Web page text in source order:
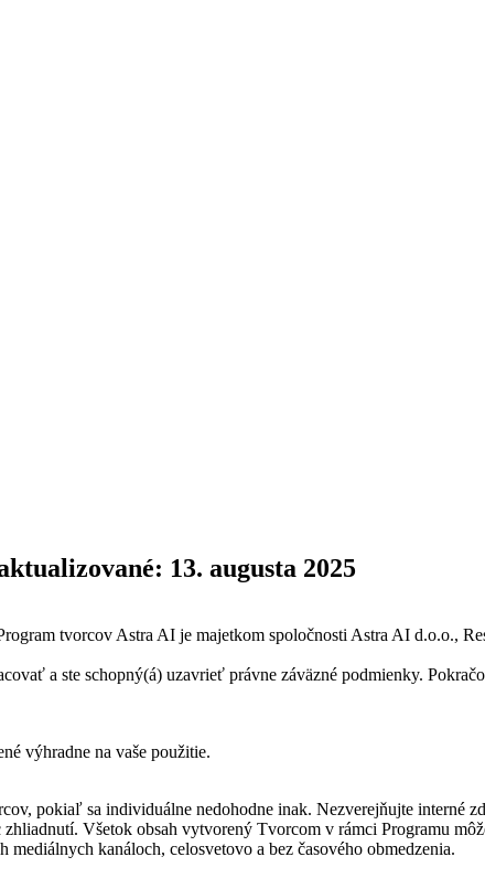
13. augusta 2025
tvorcov Astra AI je majetkom spoločnosti Astra AI d.o.o.,
a ste schopný(á) uzavrieť právne záväzné podmienky.
výhradne na vaše použitie.
pokiaľ sa individuálne nedohodne inak. Nezverejňujte interné
Všetok obsah vytvorený Tvorcom v rámci Programu
kanáloch, celosvetovo a bez časového obmedzenia.